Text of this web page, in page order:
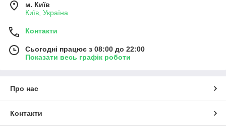
м. Київ
Київ, Україна
Контакти
Сьогодні працює з 08:00 до 22:00
Показати весь графік роботи
Про нас
Контакти